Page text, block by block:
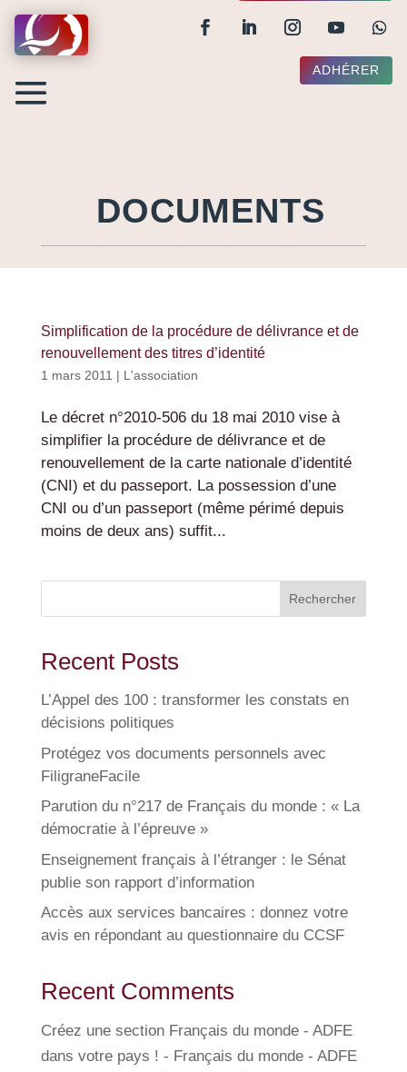
ADHÉRER
DOCUMENTS
Simplification de la procédure de délivrance et de
renouvellement des titres d’identité
1 mars 2011 | L'association
Le décret n°2010-506 du 18 mai 2010 vise à
simplifier la procédure de délivrance et de
renouvellement de la carte nationale d’identité
(CNI) et du passeport. La possession d’une
CNI ou d’un passeport (même périmé depuis
moins de deux ans) suffit...
Rechercher
Recent Posts
L’Appel des 100 : transformer les constats en
décisions politiques
Protégez vos documents personnels avec
FiligraneFacile
Parution du n°217 de Français du monde : « La
démocratie à l’épreuve »
Enseignement français à l’étranger : le Sénat
publie son rapport d’information
Accès aux services bancaires : donnez votre
avis en répondant au questionnaire du CCSF
Recent Comments
Créez une section Français du monde - ADFE
dans votre pays ! - Français du monde - ADFE